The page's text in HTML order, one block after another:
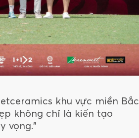
khu vực miền Bắc
không chỉ là kiến tạo
vọng.”